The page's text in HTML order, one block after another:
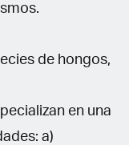
de hongos,
en una
a)